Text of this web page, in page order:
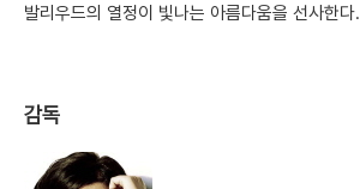
발리우드의 열정이 빛나는 아름다움을 선사한다.
감독